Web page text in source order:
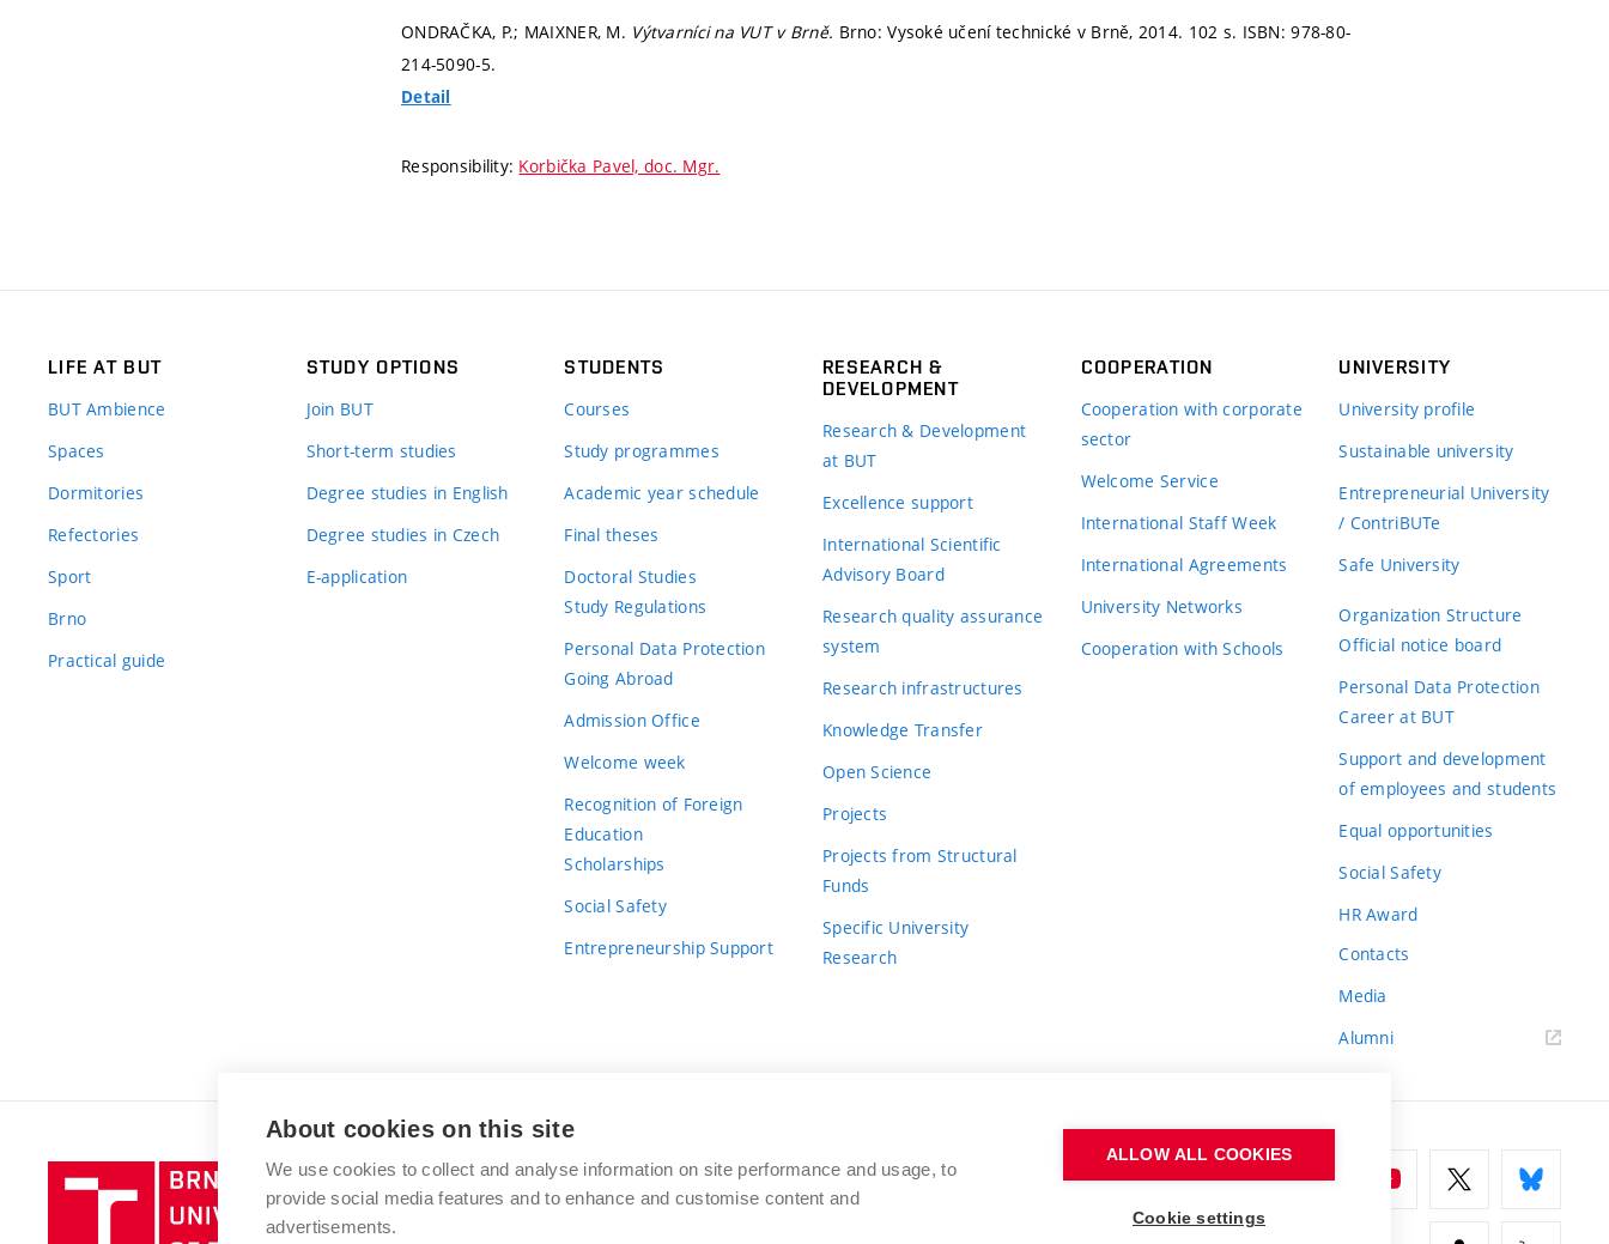
ONDRAČKA, P.; MAIXNER, M. Výtvarníci na VUT v Brně. Brno: Vysoké učení technické v Brně, 2014. 102 s. ISBN: 978-80-
214-5090-5.
Detail
Responsibility: Korbička Pavel, doc. Mgr.
LIFE AT BUT
BUT Ambience
Spaces
Dormitories
Refectories
Sport
Brno
Practical guide
STUDY OPTIONS
Join BUT
Short-term studies
Degree studies in English
Degree studies in Czech
E-application
STUDENTS
Courses
Study programmes
Academic year schedule
Final theses
Doctoral Studies
Study Regulations
Personal Data Protection
Going Abroad
Admission Office
Welcome week
Recognition of Foreign
Education
Scholarships
Social Safety
Entrepreneurship Support
RESEARCH &
DEVELOPMENT
Research & Development
at BUT
Excellence support
International Scientific
Advisory Board
Research quality assurance
system
Research infrastructures
Knowledge Transfer
Open Science
Projects
Projects from Structural
Funds
Specific University
Research
COOPERATION
Cooperation with corporate
sector
Welcome Service
International Staff Week
International Agreements
University Networks
Cooperation with Schools
UNIVERSITY
University profile
Sustainable university
Entrepreneurial University
/ ContriBUTe
Safe University
Organization Structure
Official notice board
Personal Data Protection
Career at BUT
Support and development
of employees and students
Equal opportunities
Social Safety
HR Award
Contacts
Media
Alumni
Brno
University
of
BRNO UNIVERSITY OF TECHNOLOGY
Antonínská 548/1
www.vut.cz
About cookies on this site
We use cookies to collect and analyse information on site performance and usage, to
provide social media features and to enhance and customise content and
advertisements.
ALLOW ALL COOKIES
Cookie settings